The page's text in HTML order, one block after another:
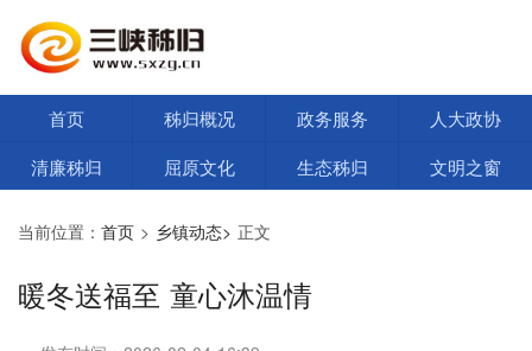
首页 秭归概况 政务服务
人大政协
清廉秭归
屈原文化 生态秭归 文明之窗
当前位置： 首页 > 乡镇动态> 正文
暖冬送福至 童心沐温情